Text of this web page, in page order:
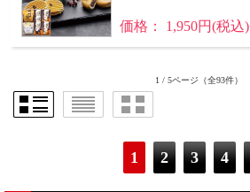
価格： 1,950円(税込)
1 / 5ページ （全93件）
1 2 3 4